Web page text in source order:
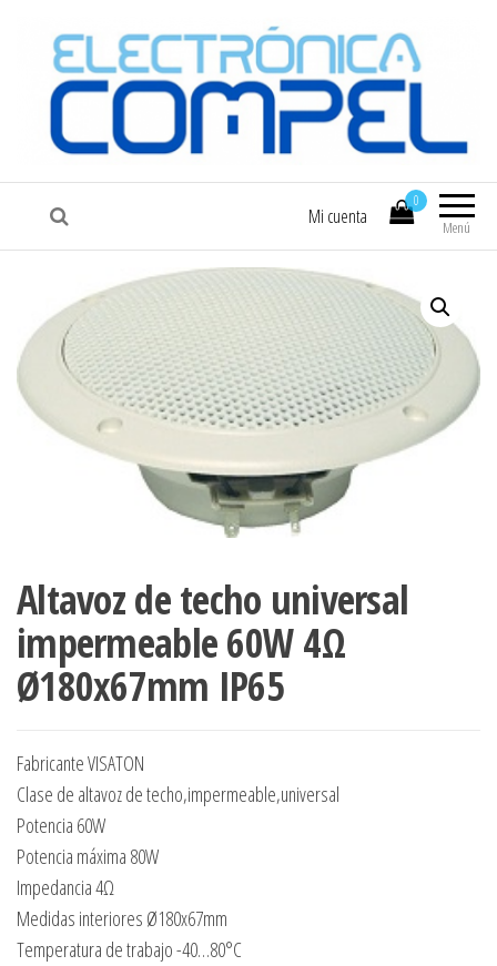
COMPEL Electrónica COMPEL
Menú
0
Mi cuenta
Altavoz de techo universal
impermeable 60W 4Ω
Ø180x67mm IP65
Fabricante VISATON
Clase de altavoz de techo,impermeable,universal
Potencia 60W
Potencia máxima 80W
Impedancia 4Ω
Medidas interiores Ø180x67mm
Temperatura de trabajo -40…80°C